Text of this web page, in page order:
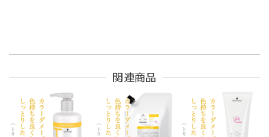
関連商品